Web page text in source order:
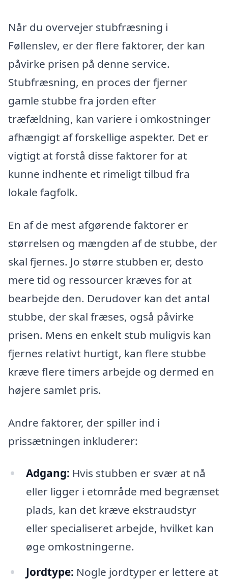
Når du overvejer stubfræsning i
Føllenslev, er der flere faktorer, der kan
påvirke prisen på denne service.
Stubfræsning, en proces der fjerner
gamle stubbe fra jorden efter
træfældning, kan variere i omkostninger
afhængigt af forskellige aspekter. Det er
vigtigt at forstå disse faktorer for at
kunne indhente et rimeligt tilbud fra
lokale fagfolk.
En af de mest afgørende faktorer er
størrelsen og mængden af de stubbe, der
skal fjernes. Jo større stubben er, desto
mere tid og ressourcer kræves for at
bearbejde den. Derudover kan det antal
stubbe, der skal fræses, også påvirke
prisen. Mens en enkelt stub muligvis kan
fjernes relativt hurtigt, kan flere stubbe
kræve flere timers arbejde og dermed en
højere samlet pris.
Andre faktorer, der spiller ind i
prissætningen inkluderer:
Adgang: Hvis stubben er svær at nå
eller ligger i etområde med begrænset
plads, kan det kræve ekstraudstyr
eller specialiseret arbejde, hvilket kan
øge omkostningerne.
Jordtype: Nogle jordtyper er lettere at